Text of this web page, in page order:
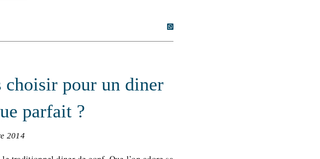
pour un diner
parfait ?
2014